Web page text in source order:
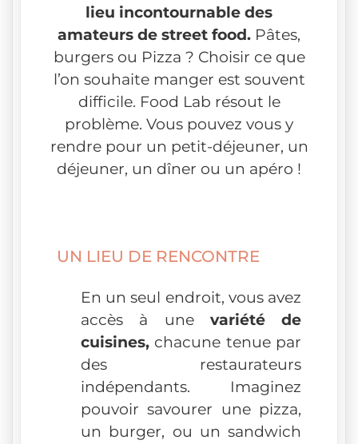
lieu incontournable des
amateurs de street food. Pâtes,
burgers ou Pizza ? Choisir ce que
l’on souhaite manger est souvent
difficile. Food Lab résout le
problème. Vous pouvez vous y
rendre pour un petit-déjeuner, un
déjeuner, un dîner ou un apéro !
UN LIEU DE RENCONTRE
En un seul endroit, vous avez
accès à une variété de
cuisines, chacune tenue par
des restaurateurs
indépendants. Imaginez
pouvoir savourer une pizza,
un burger, ou un sandwich